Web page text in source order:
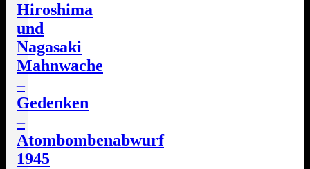
Hiroshima
und
Nagasaki
Mahnwache
–
Gedenken
–
Atombombenabwurf
1945